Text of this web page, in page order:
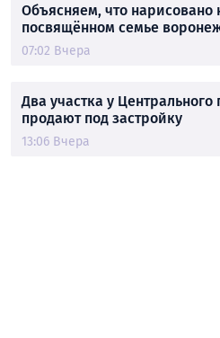
Объясняем, что нарисовано
посвящённом семье
07:02 Вчера
Два участка у
продают под застройку
13:06 Вчера